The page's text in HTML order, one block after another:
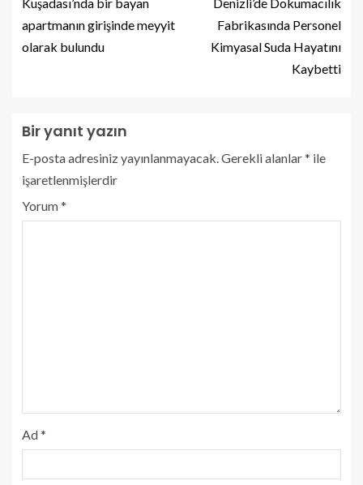
apartmanın girişinde meyyit
olarak bulundu
Fabrikasında Personel
Kimyasal Suda Hayatını
Kaybetti
Bir yanıt yazın
E-posta adresiniz yayınlanmayacak. Gerekli alanlar* ile
işaretlenmişlerdir
Yorum*
Ad*